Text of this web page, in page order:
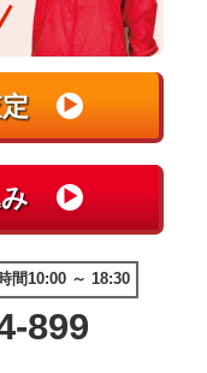
間10:00 ～ 18:30
899